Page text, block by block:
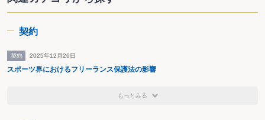
契約
契約 2025年12月26日
スポーツ界におけるフリーランス保護法の影響
もっとみる